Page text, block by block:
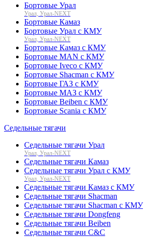
Бортовые Урал
Урал, Урал-NEXT
Бортовые Камаз
Бортовые Урал с КМУ
Урал, Урал-NEXT
Бортовые Камаз с КМУ
Бортовые MAN с КМУ
Бортовые Iveco с КМУ
Бортовые Shacman с КМУ
Бортовые ГАЗ с КМУ
Бортовые МАЗ с КМУ
Бортовые Beiben с КМУ
Бортовые Scania с КМУ
Седельные тягачи
Седельные тягачи Урал
Урал, Урал-NEXT
Седельные тягачи Камаз
Седельные тягачи Урал с КМУ
Урал, Урал-NEXT
Седельные тягачи Камаз с КМУ
Седельные тягачи Shacman
Седельные тягачи Shacman с КМУ
Седельные тягачи Dongfeng
Седельные тягачи Beiben
Седельные тягачи C&C